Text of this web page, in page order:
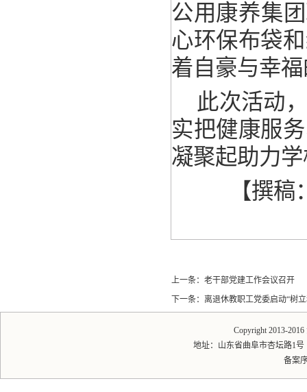
公用康养集
心环保布袋
着自豪与幸
此次活动
实把健康服
凝聚起助力
【撰
上一条： 老干部党建工作会议召开
下一条： 离退休教职工党委启动“树
Copyright 2013-
地址：山东省曲阜市杏坛路1
备案